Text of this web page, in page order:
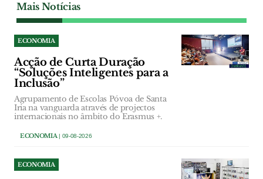
Mais Notícias
ECONOMIA
Acção de Curta Duração
“Soluções Inteligentes para a
Inclusão”
Agrupamento de Escolas Póvoa de Santa
Iria na vanguarda através de projectos
internacionais no âmbito do Erasmus +.
ECONOMIA | 09-08-2026
ECONOMIA